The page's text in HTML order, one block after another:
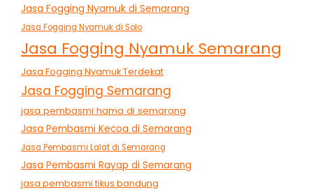
Jasa Fogging Nyamuk di Semarang
Jasa Fogging Nyamuk di Solo
Jasa Fogging Nyamuk Semarang
Jasa Fogging Nyamuk Terdekat
Jasa Fogging Semarang
jasa pembasmi hama di semarang
Jasa Pembasmi Kecoa di Semarang
Jasa Pembasmi Lalat di Semarang
Jasa Pembasmi Rayap di Semarang
jasa pembasmi tikus bandung